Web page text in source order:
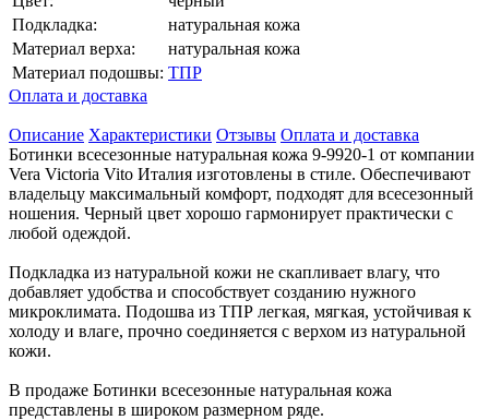
Подкладка:
натуральная кожа
Материал верха:
натуральная кожа
Материал подошвы: ТПР
Оплата и доставка
Описание Характеристики Отзывы Оплата и доставка
Ботинки всесезонные натуральная кожа 9-9920-1 от компании
Vera Victoria Vito Италия изготовлены в стиле. Обеспечивают
владельцу максимальный комфорт, подходят для всесезонный
ношения. Черный цвет хорошо гармонирует практически с
любой одеждой.
Подкладка из натуральной кожи не скапливает влагу, что
добавляет удобства и способствует созданию нужного
микроклимата. Подошва из ТПР легкая, мягкая, устойчивая к
холоду и влаге, прочно соединяется с верхом из натуральной
кожи.
В продаже Ботинки всесезонные натуральная кожа
представлены в широком размерном ряде.